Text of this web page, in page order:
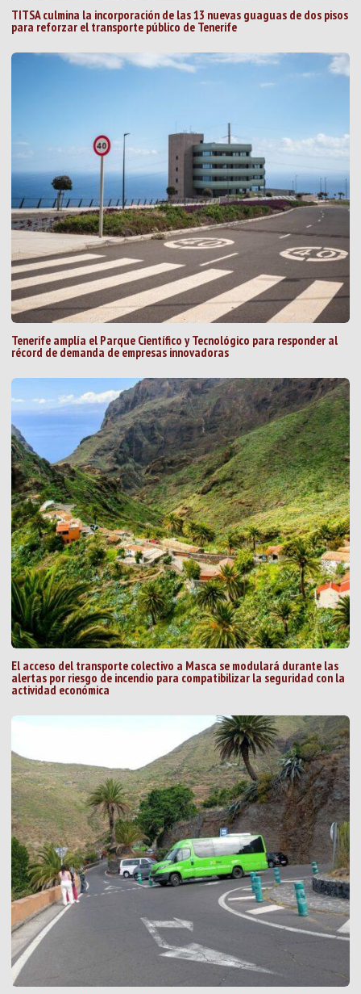
TITSA culmina la incorporación de las 13 nuevas guaguas de dos pisos
para reforzar el transporte público de Tenerife
Tenerife amplía el Parque Científico y Tecnológico para responder al
récord de demanda de empresas innovadoras
El acceso del transporte colectivo a Masca se modulará durante las
alertas por riesgo de incendio para compatibilizar la seguridad con la
actividad económica